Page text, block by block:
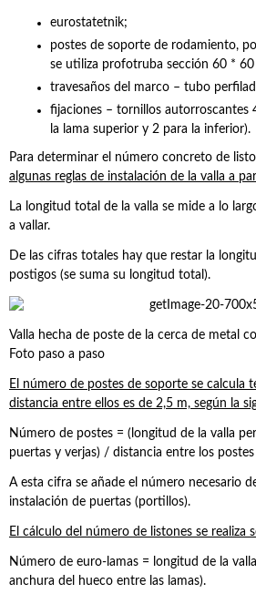
eurostatetnik;
postes de soporte de rodamiento,
se utiliza profotruba sección 60 *
travesaños del marco – tubo
fijaciones – tornillos autorroscantes
la lama superior y 2 para la inferior).
Para determinar el número concreto de
algunas reglas de instalación de la valla a
La longitud total de la valla se mide a lo
a vallar.
De las cifras totales hay que restar la
postigos (se suma su longitud total).
Valla hecha de poste de la cerca de metal
Foto paso a paso
El número de postes de soporte se calcula
distancia entre ellos es de 2,5 m, según la
Número de postes = (longitud de la valla
puertas y verjas) / distancia entre los
A esta cifra se añade el número necesario
instalación de puertas (portillos).
El cálculo del número de listones se realiza
Número de euro-lamas = longitud de la
anchura del hueco entre las lamas).